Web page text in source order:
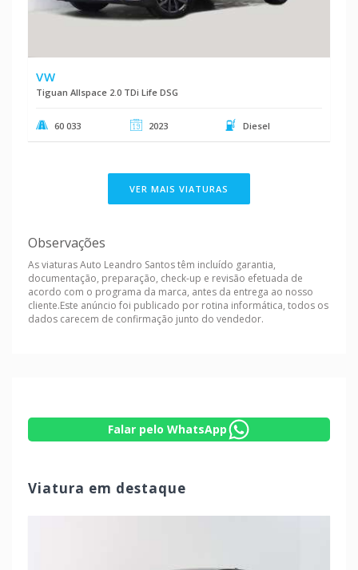
VW
Tiguan Allspace 2.0 TDi Life DSG
60 033 2023 Diesel
VER MAIS VIATURAS
Observações
As viaturas Auto Leandro Santos têm incluído garantia,
documentação, preparação, check-up e revisão efetuada de
acordo com o programa da marca, antes da entrega ao nosso
cliente.Este anúncio foi publicado por rotina informática, todos os
dados carecem de confirmação junto do vendedor.
Falar pelo WhatsApp
Viatura em destaque